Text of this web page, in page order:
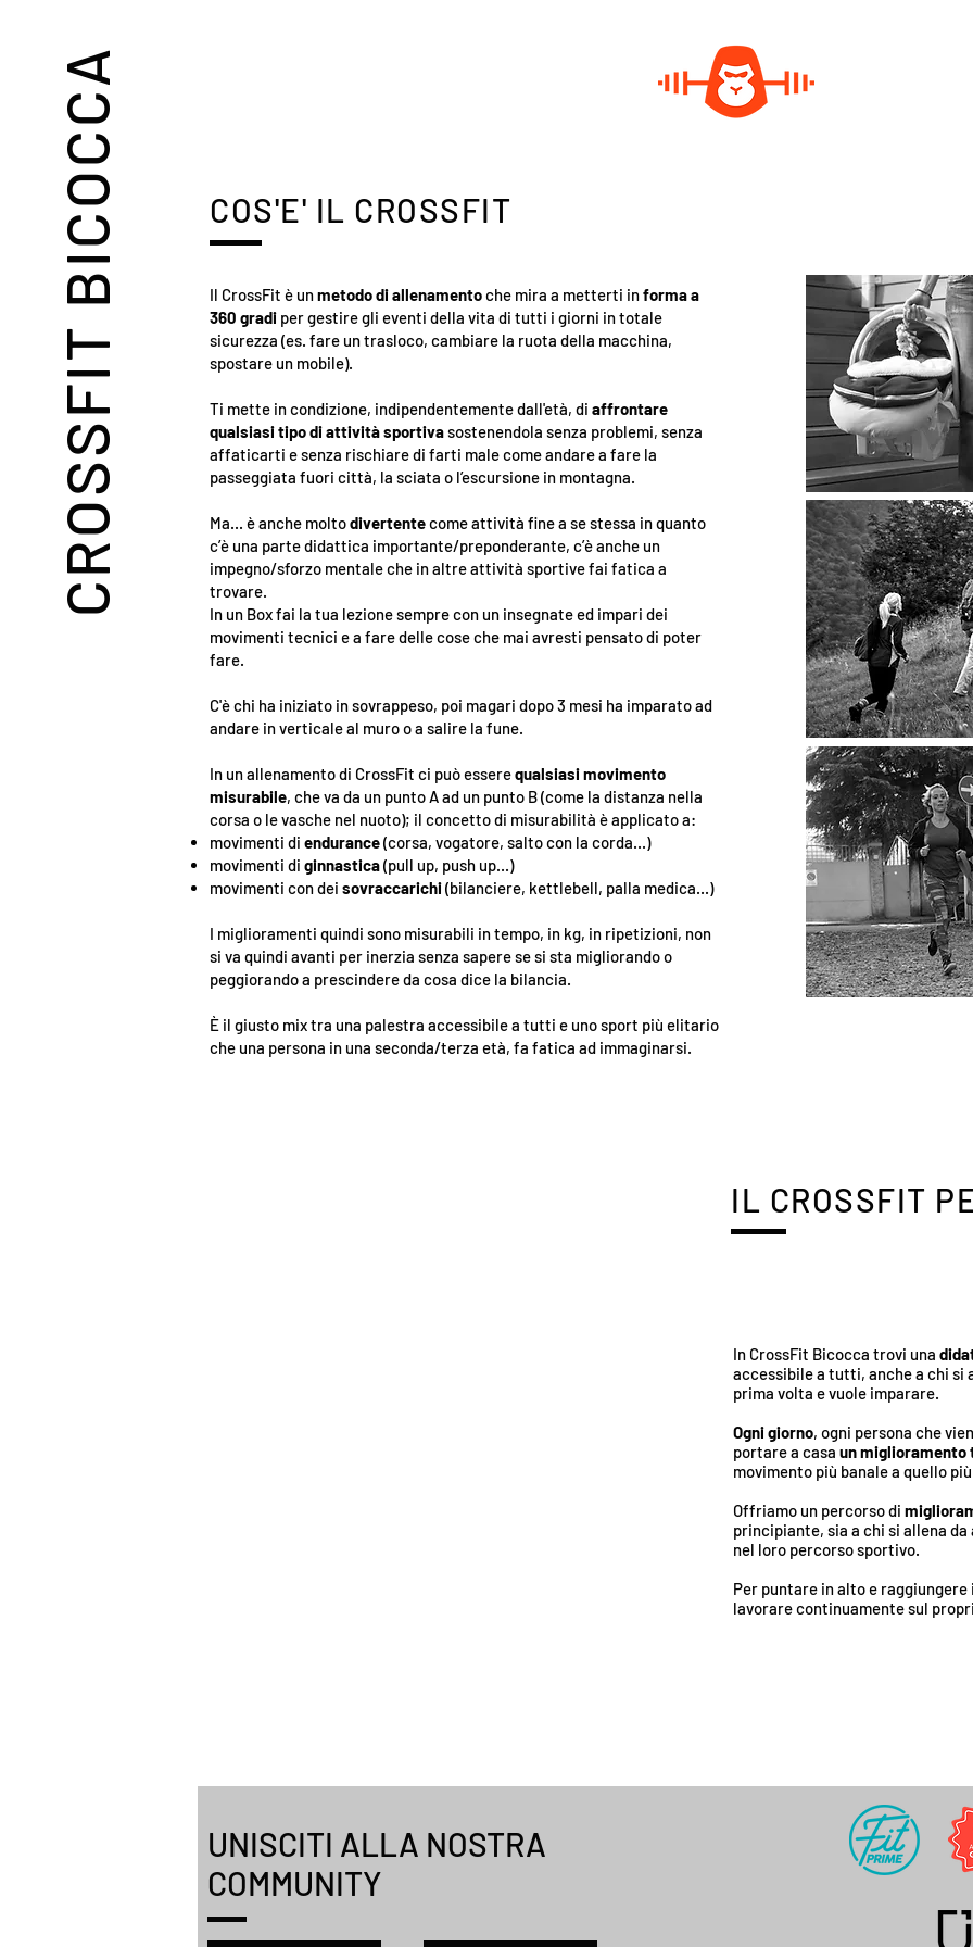
CROSSFIT BICOCCA COS'E' IL CROSSFIT
Il CrossFit è unmetodo di allenamentoche mira a metterti informa a
360 gradi per gestire gli eventi della vita di tutti i giorni in totale
sicurezza (es. fare un trasloco, cambiare la ruota della macchina,
spostare un mobile).
Ti mette in condizione, indipendentemente dall'età, di affrontare
qualsiasi tipo di attività sportivasostenendola senza problemi, senza
affaticarti e senza rischiare di farti male come andare a fare la
passeggiata fuori città, la sciata o l’escursione in montagna.
Ma... è anche moltodivertentecome attività fine a se stessa in quanto
c’è una parte didattica importante/preponderante, c’è anche un
impegno/sforzo mentale che in altre attività sportive fai fatica a
trovare.
In un Box fai la tua lezione sempre con un insegnate ed impari dei
movimenti tecnici e a fare delle cose che mai avresti pensato di poter
fare.
C'è chi ha iniziato in sovrappeso, poi magari dopo 3 mesi ha imparato ad
andare in verticale al muro o a salire la fune.
In un allenamento di CrossFit ci può esserequalsiasi movimento
misurabile, che va da un punto A ad un punto B (come la distanza nella
corsa o le vasche nel nuoto); il concetto di misurabilità è applicato a:
movimenti di endurance(corsa, vogatore, salto con la corda...)
movimenti di ginnastica(pull up, push up...)
movimenti con dei sovraccarichi(bilanciere, kettlebell, palla medica...)
I miglioramenti quindi sono misurabili in tempo, in kg, in ripetizioni, non
si va quindi avanti per inerzia senza sapere se si sta migliorando o
peggiorando a prescindere da cosa dice la bilancia.
È il giusto mix tra una palestra accessibile a tutti e uno sport più elitario
che una persona in una seconda/terza età, fa fatica ad immaginarsi.
IL CROSSFIT
In CrossFit Bicocca trovi una
accessibile a tutti, anche a chi si
prima volta e vuole imparare.
Ogni giorno, ogni persona che
portare a casa un miglioramento
movimento più banale a quello
Offriamo un percorso di
principiante, sia a chi si allena
nel loro percorso sportivo.
Per puntare in alto e
lavorare continuamente sul
UNISCITI ALLA NOSTRA
COMMUNITY